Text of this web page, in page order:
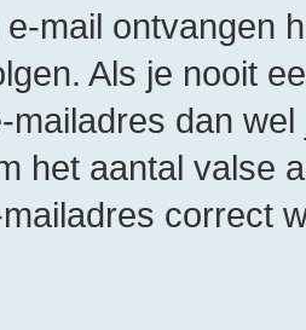
mail ontvangen
Als je nooit
mailadres dan
het aantal valse
correct